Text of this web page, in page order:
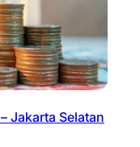
Jakarta Selatan